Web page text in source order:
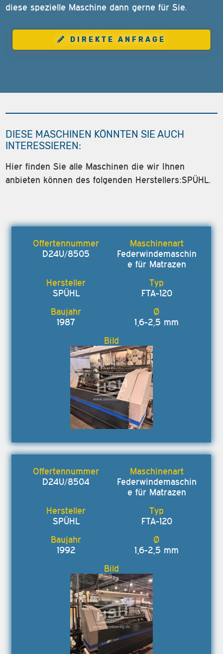
diese spezielle Maschine dann gerne für Sie.
DIREKTE ANFRAGE
DIESE MASCHINEN KÖNNTEN SIE AUCH
INTERESSIEREN:
Hier finden Sie alle Maschinen die wir Ihnen
anbieten können des folgenden Herstellers:SPÜHL.
D24U/8505
Federwindemaschin
e für Matrazen
SPÜHL FTA-120
1987 1,6-2,5 mm
D24U/8504
Federwindemaschin
e für Matrazen
SPÜHL FTA-120
1992 1,6-2,5 mm